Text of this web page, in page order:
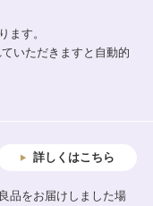
ます。
いただきますと自動的
詳しくはこちら
品をお届けしました場